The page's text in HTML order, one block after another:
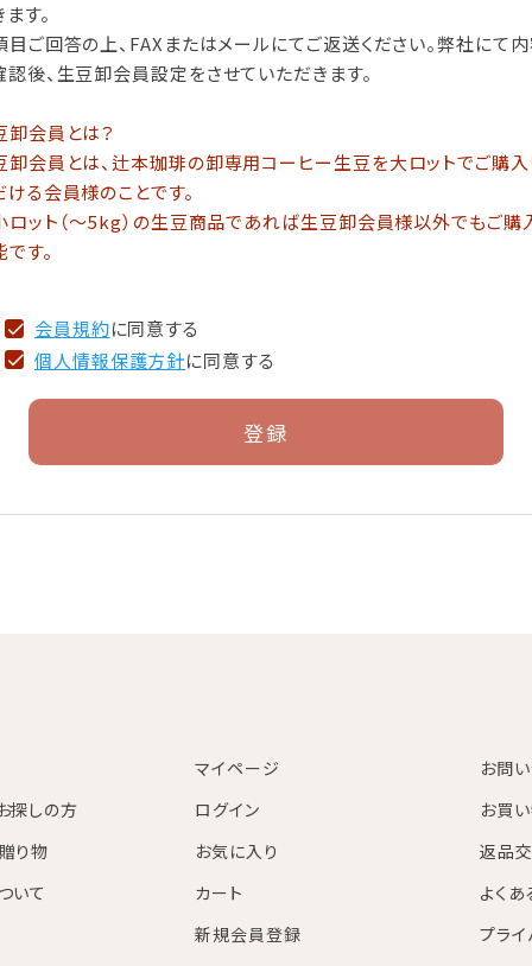
す。
目ご回答の上、FAXまたはメールにてご返送ください。弊社にて
認後、生豆卸会員設定をさせていただきます。
卸会員とは？
卸会員とは、辻本珈琲の卸専用コーヒー生豆を大ロットでご購
ける会員様のことです。
ット（～5kg）の生豆商品であれば生豆卸会員様以外でもご購
です。
会員規約に同意する
個人情報保護方針に同意する
登録
探しの方
り物
いて
マイページ
ログイン
お気に入り
カート
新規会員登録
お問
お買
返品
よく
プラ